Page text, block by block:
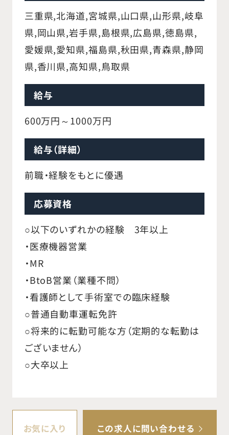
三重県,北海道,宮城県,山口県,山形県,岐阜
県,岡山県,岩手県,島根県,広島県,徳島県,
愛媛県,愛知県,福島県,秋田県,青森県,静岡
県,香川県,高知県,鳥取県
給与
600万円～1000万円
給与（詳細）
前職・経験をもとに優遇
応募資格
○以下のいずれかの経験 3年以上
・医療機器営業
・MR
・BtoB営業（業種不問）
・看護師として手術室での臨床経験
○普通自動車運転免許
○将来的に転勤可能な方（定期的な転勤は
ございません）
○大卒以上
お気に入り この求人に問い合わせる